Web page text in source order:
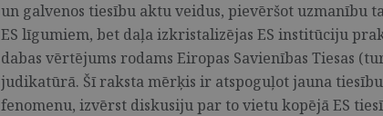
un galvenos tiesību aktu veidus, pievēršot uzmanību
ES līgumiem, bet daļa izkristalizējas ES institūciju
dabas vērtējums rodams Eiropas Savienības Tiesas
judikatūrā. Šī raksta mērķis ir atspoguļot jauna
fenomenu, izvērst diskusiju par to vietu kopējā ES